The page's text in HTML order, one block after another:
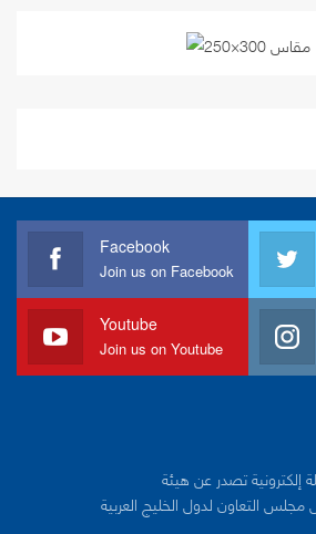
Facebook
Join us on Facebook
Youtube
Join us on Youtube
إلكترونية تصدر عن هيئة
التعاون لدول الخليج العربية